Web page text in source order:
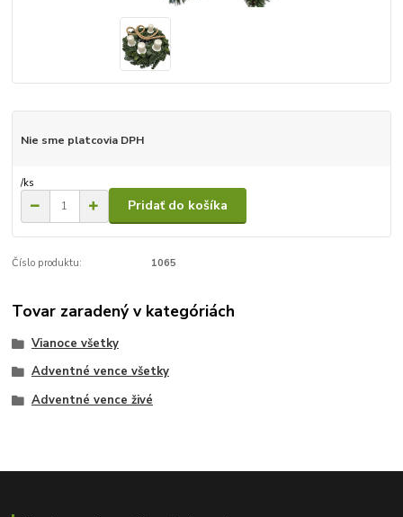
Nie sme platcovia DPH
/ks
Pridať do košíka
Číslo produktu: 1065
Tovar zaradený v kategóriách
Vianoce všetky
Adventné vence všetky
Adventné vence živé